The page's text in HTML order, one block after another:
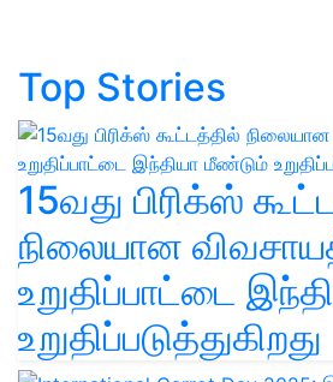
Top Stories
15வது பிரிக்ஸ்
நிலையான
உறுதிப்பாட்டை
உறுதிப்படுத்துகிறது